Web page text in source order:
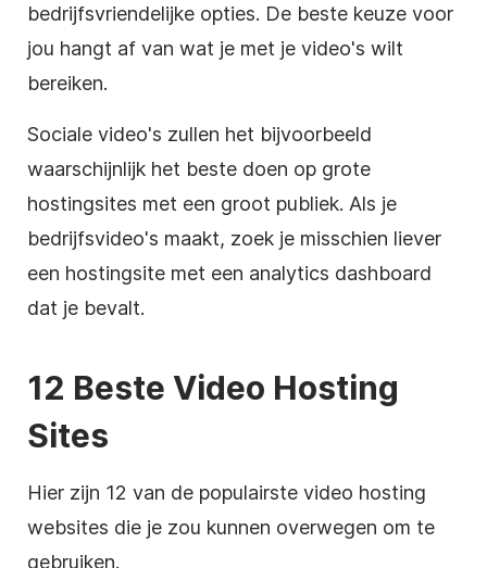
bedrijfsvriendelijke opties. De beste keuze voor
jou hangt af van wat je met je video's wilt
bereiken.
Sociale video's zullen het bijvoorbeeld
waarschijnlijk het beste doen op grote
hostingsites met een groot publiek. Als je
bedrijfsvideo's maakt, zoek je misschien liever
een hostingsite met een analytics dashboard
dat je bevalt.
12 Beste Video Hosting
Sites
Hier zijn 12 van de populairste video hosting
websites die je zou kunnen overwegen om te
gebruiken.